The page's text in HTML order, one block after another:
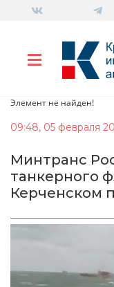
Элемент не найден!
09:48, 05 февраля
Минтранс
танкерного
Керченском